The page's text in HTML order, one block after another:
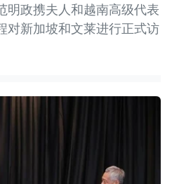
明政携夫人和越南高级代表
对新加坡和文莱进行正式访